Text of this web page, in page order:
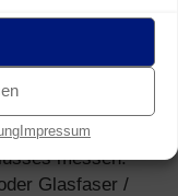
Impressum
in
einen Breitband
die tatsächliche
messen.
Glasfaser /